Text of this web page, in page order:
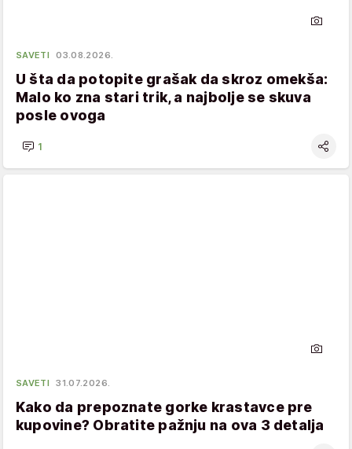
SAVETI 03.08.2026.
U šta da potopite grašak da skroz omekša:
Malo ko zna stari trik, a najbolje se skuva
posle ovoga
1
SAVETI 31.07.2026.
Kako da prepoznate gorke krastavce pre
kupovine? Obratite pažnju na ova 3 detalja